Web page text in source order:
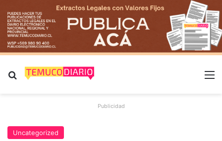
Buscar por
Publicidad
Uncategorized